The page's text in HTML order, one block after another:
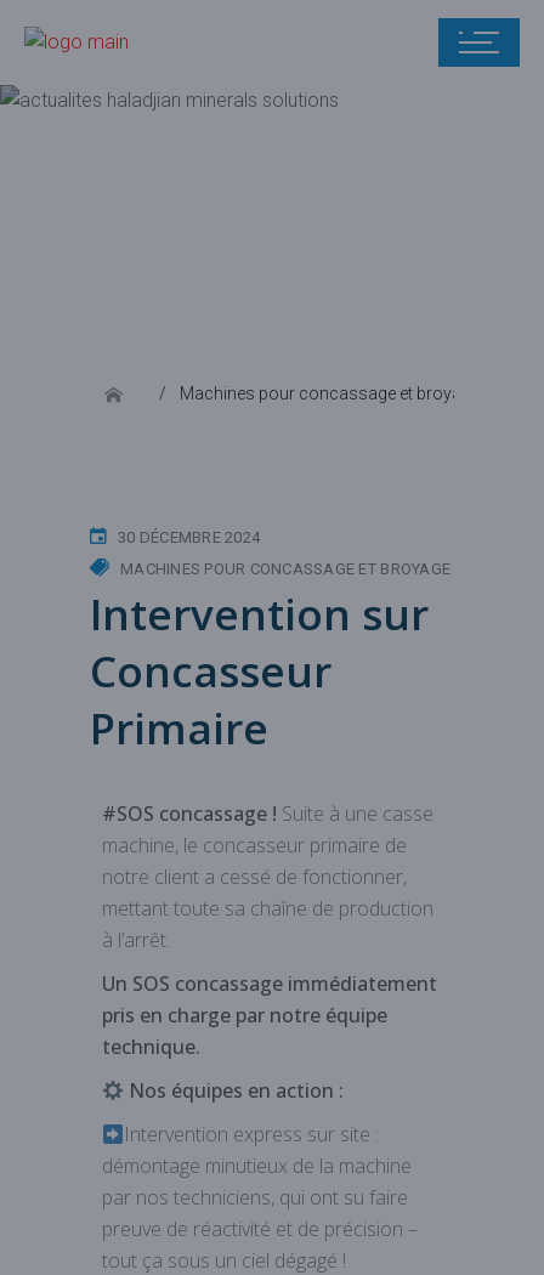
Machines pour concassage et broyage
30 DÉCEMBRE 2024
MACHINES POUR CONCASSAGE ET BROYAGE
Intervention sur
Concasseur
Primaire
hashtag
#SOS concassage ! Suite à une casse
machine, le concasseur primaire de
notre client a cessé de fonctionner,
mettant toute sa chaîne de production
à l’arrêt.
Un SOS concassage immédiatement
pris en charge par notre équipe
technique.
Nos équipes en action :
Intervention express sur site :
démontage minutieux de la machine
par nos techniciens, qui ont su faire
preuve de réactivité et de précision –
tout ça sous un ciel dégagé !